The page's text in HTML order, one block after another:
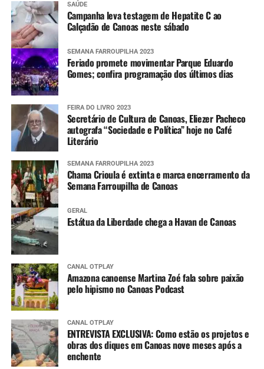
SAÚDE
Campanha leva testagem de Hepatite C ao
Calçadão de Canoas neste sábado
SEMANA FARROUPILHA 2023
Feriado promete movimentar Parque Eduardo
Gomes; confira programação dos últimos dias
FEIRA DO LIVRO 2023
Secretário de Cultura de Canoas, Eliezer Pacheco
autografa “Sociedade e Política” hoje no Café
Literário
SEMANA FARROUPILHA 2023
Chama Crioula é extinta e marca encerramento da
Semana Farroupilha de Canoas
GERAL
Estátua da Liberdade chega a Havan de Canoas
CANAL OTPLAY
Amazona canoense Martina Zoé fala sobre paixão
pelo hipismo no Canoas Podcast
CANAL OTPLAY
ENTREVISTA EXCLUSIVA: Como estão os projetos e
obras dos diques em Canoas nove meses após a
enchente